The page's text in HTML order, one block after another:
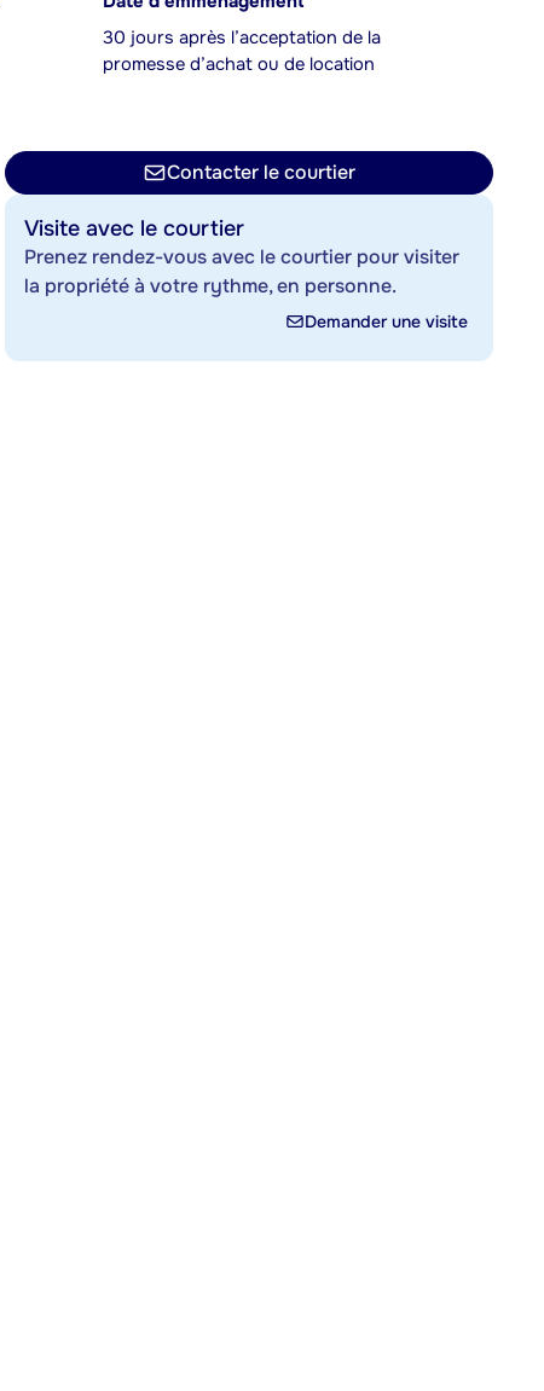
30 jours après l’acceptation de la
promesse d’achat ou de location
Contacter le courtier
Visite avec le courtier
Prenez rendez-vous avec le courtier pour visiter
la propriété à votre rythme, en personne.
Demander une visite